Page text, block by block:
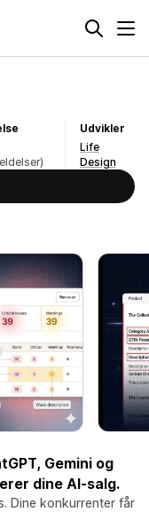
Udvikler
Life
Design
Gemini og
dine AI-salg.
Dine konkurrenter får